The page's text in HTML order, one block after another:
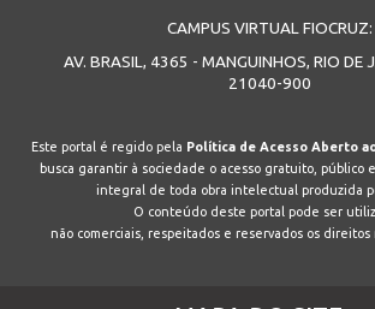
CAMPUS VIRTUAL FIOCRUZ:
AV. BRASIL, 4365 - MANGUINHOS, RIO DE
21040-900
Este portal é regido pela Política de Acesso Aberto
busca garantir à sociedade o acesso gratuito, público
integral de toda obra intelectual produzida
O conteúdo deste portal pode ser
não comerciais, respeitados e reservados os direitos